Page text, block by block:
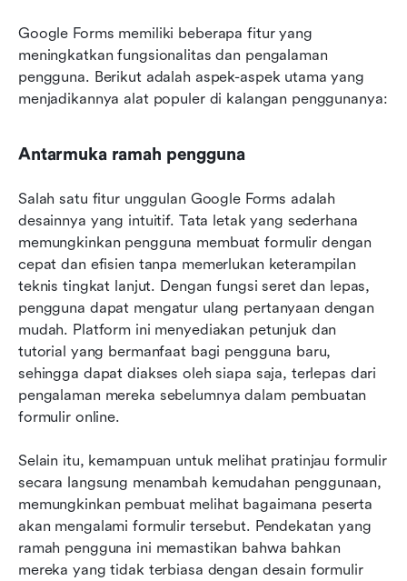
Google Forms memiliki beberapa fitur yang
meningkatkan fungsionalitas dan pengalaman
pengguna. Berikut adalah aspek-aspek utama yang
menjadikannya alat populer di kalangan penggunanya:
Antarmuka ramah pengguna
Salah satu fitur unggulan Google Forms adalah
desainnya yang intuitif. Tata letak yang sederhana
memungkinkan pengguna membuat formulir dengan
cepat dan efisien tanpa memerlukan keterampilan
teknis tingkat lanjut. Dengan fungsi seret dan lepas,
pengguna dapat mengatur ulang pertanyaan dengan
mudah. Platform ini menyediakan petunjuk dan
tutorial yang bermanfaat bagi pengguna baru,
sehingga dapat diakses oleh siapa saja, terlepas dari
pengalaman mereka sebelumnya dalam pembuatan
formulir online.
Selain itu, kemampuan untuk melihat pratinjau formulir
secara langsung menambah kemudahan penggunaan,
memungkinkan pembuat melihat bagaimana peserta
akan mengalami formulir tersebut. Pendekatan yang
ramah pengguna ini memastikan bahwa bahkan
mereka yang tidak terbiasa dengan desain formulir